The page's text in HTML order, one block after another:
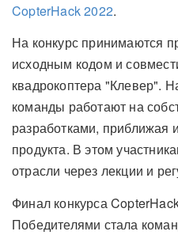
CopterHack 2022.
На конкурс принимаются
исходным кодом и
квадрокоптера "Клевер".
команды работают на
разработками, приближая
продукта. В этом
отрасли через лекции и
Финал конкурса
Победителями стала